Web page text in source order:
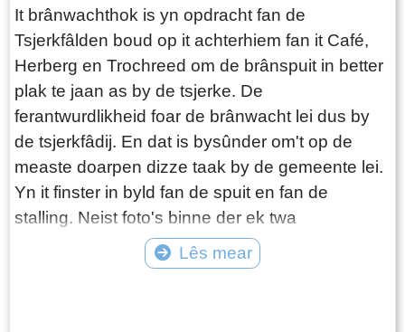
It brânwachthok is yn opdracht fan de
Tsjerkfâlden boud op it achterhiem fan it Café,
Herberg en Trochreed om de brânspuit in better
plak te jaan as by de tsjerke. De
ferantwurdlikheid foar de brânwacht lei dus by
de tsjerkfâdij. En dat is bysûnder om't op de
measte doarpen dizze taak by de gemeente lei.
Yn it finster in byld fan de spuit en fan de
stalling. Neist foto's binne der ek twa
dokuminten oan dit finster tafoege.
Lês mear